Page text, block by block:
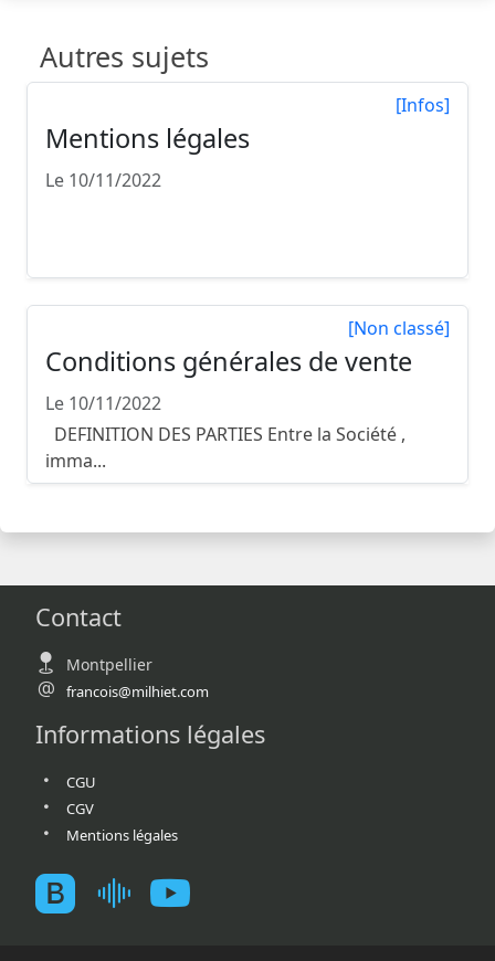
Autres sujets
[Infos]
Mentions légales
Le 10/11/2022
[Non classé]
Conditions générales de vente
Le 10/11/2022
DEFINITION DES PARTIES Entre la Société ,
imma...
Contact
Montpellier
francois@milhiet.com
Informations légales
CGU
CGV
Mentions légales